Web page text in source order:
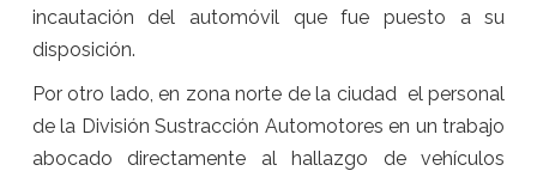
incautación del automóvil que fue puesto a su
disposición.
Por otro lado, en zona norte de la ciudad el personal
de la División Sustracción Automotores en un trabajo
abocado directamente al hallazgo de vehículos